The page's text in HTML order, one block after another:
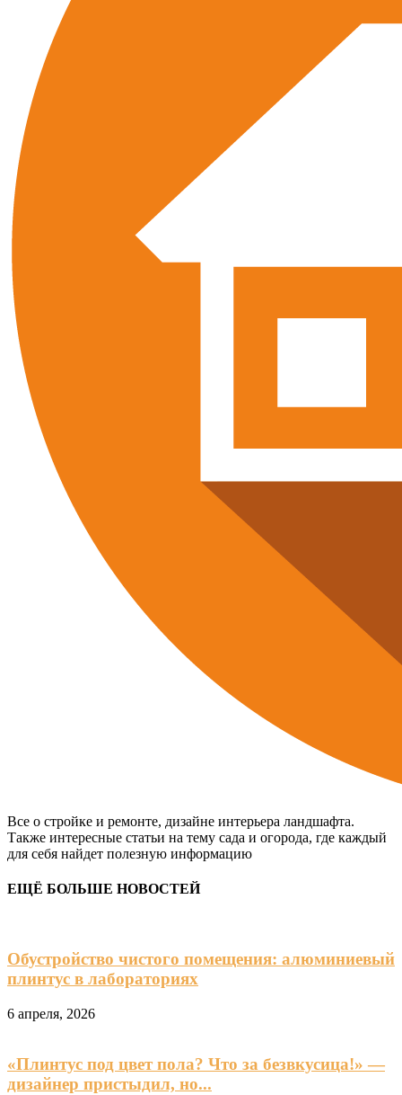
Все о стройке и ремонте, дизайне интерьера ландшафта.
Также интересные статьи на тему сада и огорода, где каждый
для себя найдет полезную информацию
ЕЩЁ БОЛЬШЕ НОВОСТЕЙ
Обустройство чистого помещения: алюминиевый
плинтус в лабораториях
6 апреля, 2026
«Плинтус под цвет пола? Что за безвкусица!» —
дизайнер пристыдил, но...